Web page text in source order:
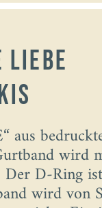
aus
wird
Der D-Ring
wird von